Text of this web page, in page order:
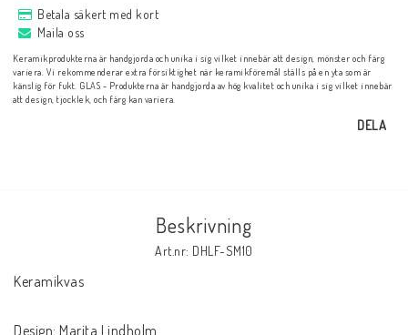
Betala säkert med kort
Maila oss
Keramikprodukterna är handgjorda och unika i sig vilket innebär att design, mönster och färg
variera. Vi rekommenderar extra försiktighet när keramikföremål ställs på en yta som är
känslig för fukt. GLAS - Produkterna är handgjorda av hög kvalitet och unika i sig vilket innebär
att design, tjocklek, och färg kan variera.
DELA
Beskrivning
Art.nr: DHLF-SM10
Keramikvas
Design: Marita Lindholm